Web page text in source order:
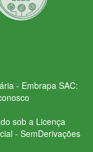
- Embrapa SAC:
sob a Licença
- SemDerivações